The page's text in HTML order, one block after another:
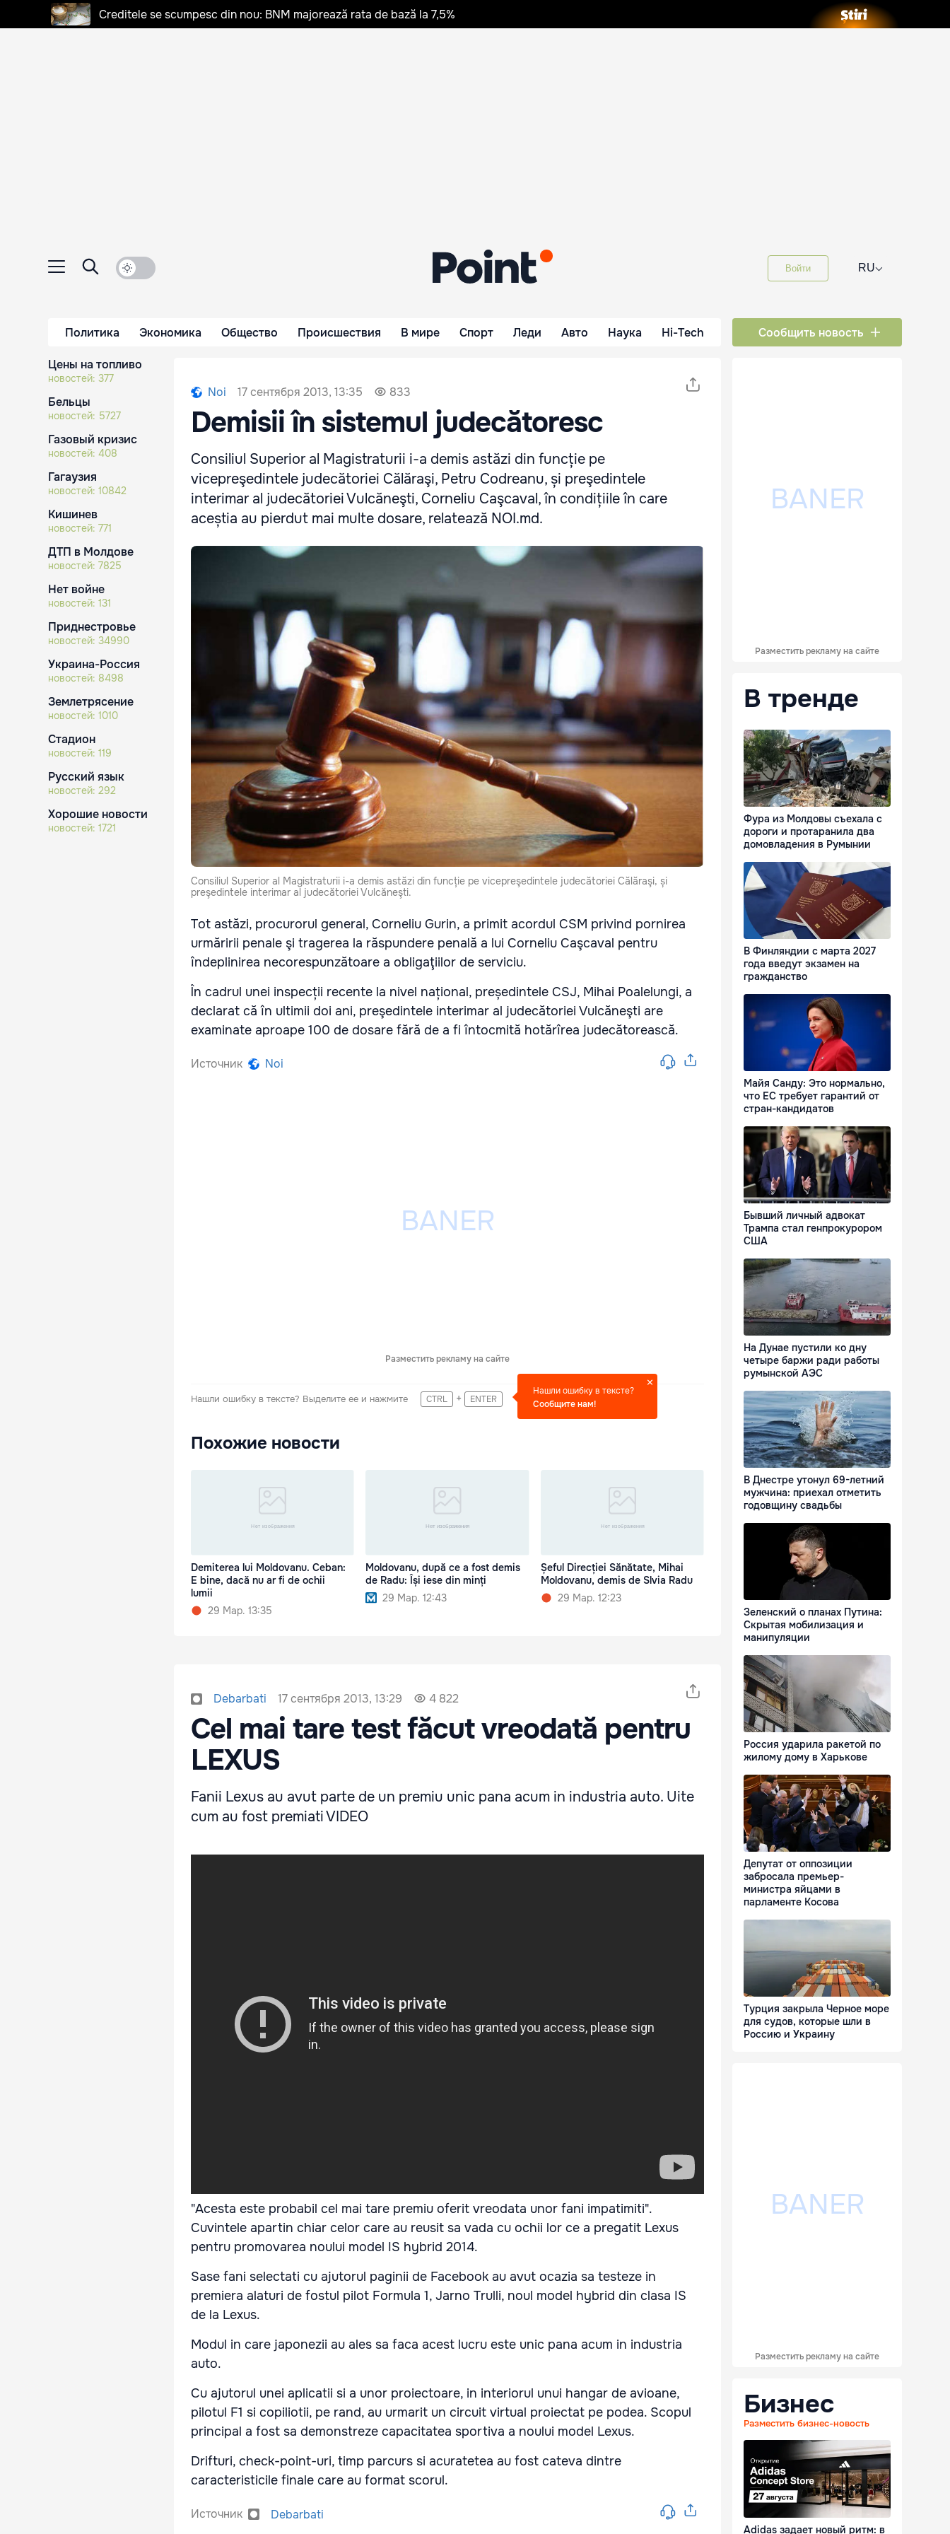
Creditele se scumpesc din nou: BNM majorează rata de bază la 7,5%
Войти RU⌵
Политика Экономика Общество Происшествия В мире Спорт Леди Авто Наука Hi-Tech Сообщить новость
Цены на топливо
новостей: 377
Бельцы
новостей: 5727
Газовый кризис
новостей: 408
Гагаузия
новостей: 10842
Кишинев
новостей: 771
ДТП в Молдове
новостей: 7825
Нет войне
новостей: 131
Приднестровье
новостей: 34990
Украина-Россия
новостей: 8498
Землетрясение
новостей: 1010
Стадион
новостей: 119
Русский язык
новостей: 292
Хорошие новости
новостей: 1721
Noi 17 сентября 2013, 13:35 833
Demisii în sistemul judecătoresc
Consiliul Superior al Magistraturii i-a demis astăzi din funcție pe
vicepreşedintele judecătoriei Călăraşi, Petru Codreanu, și preşedintele
interimar al judecătoriei Vulcăneşti, Corneliu Caşcaval, în condițiile în care
aceștia au pierdut mai multe dosare, relatează NOI.md.
Consiliul Superior al Magistraturii i-a demis astăzi din funcție pe vicepreşedintele judecătoriei Călăraşi, și
preşedintele interimar al judecătoriei Vulcăneşti.
Tot astăzi, procurorul general, Corneliu Gurin, a primit acordul CSM privind pornirea
urmăririi penale şi tragerea la răspundere penală a lui Corneliu Caşcaval pentru
îndeplinirea necorespunzătoare a obligaţiilor de serviciu.
În cadrul unei inspecții recente la nivel național, președintele CSJ, Mihai Poalelungi, a
declarat că în ultimii doi ani, preşedintele interimar al judecătoriei Vulcăneşti are
examinate aproape 100 de dosare fără de a fi întocmită hotărîrea judecătorească.
Источник Noi
Разместить рекламу на сайте
Нашли ошибку в тексте? Выделите ее и нажмите CTRL + ENTER
Нашли ошибку в тексте?
Сообщите нам!
Похожие новости
Demiterea lui Moldovanu. Ceban:
E bine, dacă nu ar fi de ochii
lumii
29 Мар. 13:35
Moldovanu, după ce a fost demis
de Radu: Își iese din minți
29 Мар. 12:43
Șeful Direcției Sănătate, Mihai
Moldovanu, demis de Slvia Radu
29 Мар. 12:23
Debarbati 17 сентября 2013, 13:29 4 822
Cel mai tare test făcut vreodată pentru
LEXUS
Fanii Lexus au avut parte de un premiu unic pana acum in industria auto. Uite
cum au fost premiati VIDEO
"Acesta este probabil cel mai tare premiu oferit vreodata unor fani impatimiti".
Cuvintele apartin chiar celor care au reusit sa vada cu ochii lor ce a pregatit Lexus
pentru promovarea noului model IS hybrid 2014.
Sase fani selectati cu ajutorul paginii de Facebook au avut ocazia sa testeze in
premiera alaturi de fostul pilot Formula 1, Jarno Trulli, noul model hybrid din clasa IS
de la Lexus.
Modul in care japonezii au ales sa faca acest lucru este unic pana acum in industria
auto.
Cu ajutorul unei aplicatii si a unor proiectoare, in interiorul unui hangar de avioane,
pilotul F1 si copiliotii, pe rand, au urmarit un circuit virtual proiectat pe podea. Scopul
principal a fost sa demonstreze capacitatea sportiva a noului model Lexus.
Drifturi, check-point-uri, timp parcurs si acuratetea au fost cateva dintre
caracteristicile finale care au format scorul.
Источник Debarbati
Разместить рекламу на сайте
В тренде
Фура из Молдовы съехала с
дороги и протаранила два
домовладения в Румынии
В Финляндии с марта 2027
года введут экзамен на
гражданство
Майя Санду: Это нормально,
что ЕС требует гарантий от
стран-кандидатов
Бывший личный адвокат
Трампа стал генпрокурором
США
На Дунае пустили ко дну
четыре баржи ради работы
румынской АЭС
В Днестре утонул 69-летний
мужчина: приехал отметить
годовщину свадьбы
Зеленский о планах Путина:
Скрытая мобилизация и
манипуляции
Россия ударила ракетой по
жилому дому в Харькове
Депутат от оппозиции
забросала премьер-
министра яйцами в
парламенте Косова
Турция закрыла Черное море
для судов, которые шли в
Россию и Украину
Разместить рекламу на сайте
Бизнес
Разместить бизнес-новость
Adidas задает новый ритм: в